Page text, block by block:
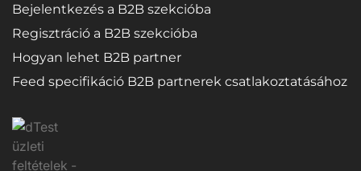
Bejelentkezés a B2B szekcióba
Regisztráció a B2B szekcióba
Hogyan lehet B2B partner
Feed specifikáció B2B partnerek csatlakoztatásához